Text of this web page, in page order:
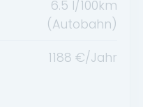
6.5 l/100km
(Autobahn)
1188 €/Jahr